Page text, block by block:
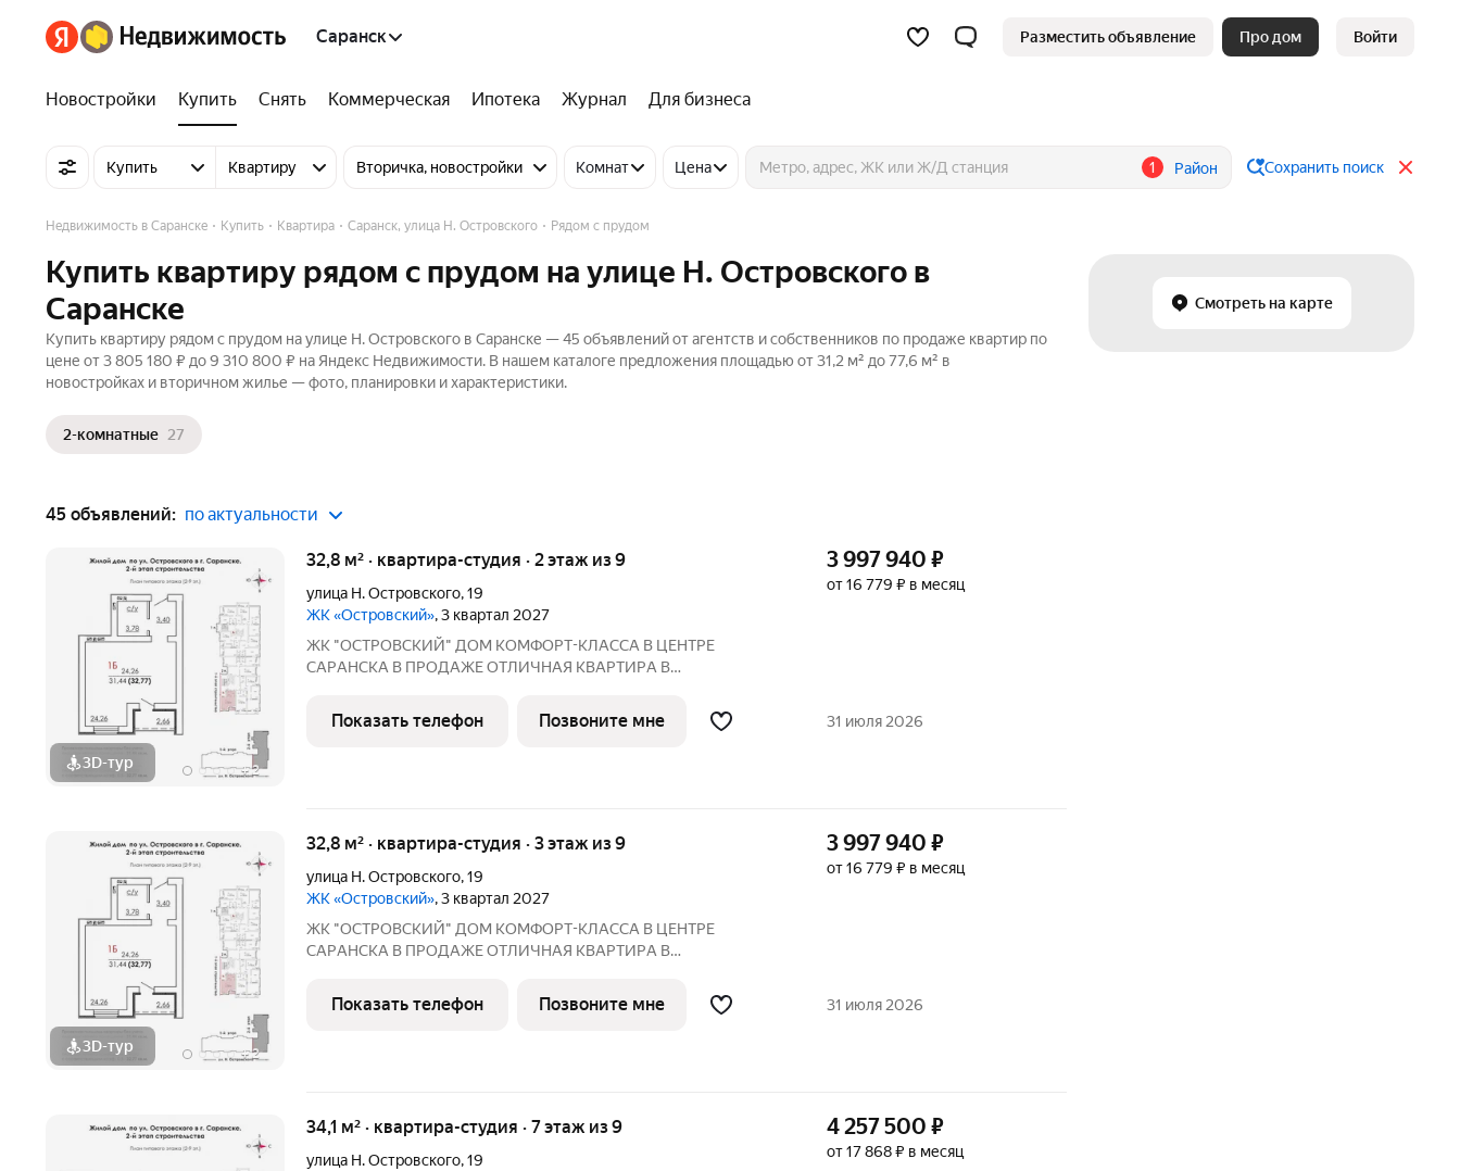
Саранск Разместить объявление Про дом Войти
Новостройки Купить Снять Коммерческая Ипотека Журнал Для бизнеса
Купить Квартиру Вторичка, новостройки Комнат Цена 1 Район Сохранить поиск
Смотреть на карте
Недвижимость в Саранске Купить Квартира Саранск, улица Н. Островского Рядом с прудом
Купить квартиру рядом с прудом на улице Н. Островского в
Саранске
Купить квартиру рядом с прудом на улице Н. Островского в Саранске — 45 объявлений от агентств и собственников по продаже квартир по
цене от 3 805 180 ₽ до 9 310 800 ₽ на Яндекс Недвижимости. В нашем каталоге предложения площадью от 31,2 м² до 77,6 м² в
новостройках и вторичном жилье — фото, планировки и характеристики.
2-комнатные 27
45 объявлений: по актуальности
3D-тур +2
32,8 м² · квартира-студия · 2 этаж из 9
улица Н. Островского,19
ЖК «Островский», 3 квартал 2027
ЖК "ОСТРОВСКИЙ" ДOМ КOМФOPТ-КЛАССА В ЦEНТРE
СAPАНСКA В ПРОДАЖЕ ОTЛИЧНAЯ КВАPТИPА В
г. Саранск, ул. Островского, 19 Сдача: 3 квартал 2027 года
Преимущества: Панорамные лоджии, уютный двор Рядом:
3 997 940 ₽
от 16 779 ₽ в месяц
Показать телефон Позвоните мне 31 июля 2026
3D-тур +2
32,8 м² · квартира-студия · 3 этаж из 9
улица Н. Островского,19
ЖК «Островский», 3 квартал 2027
ЖК "ОСТРОВСКИЙ" ДOМ КOМФOPТ-КЛАССА В ЦEНТРE
СAPАНСКA В ПРОДАЖЕ ОTЛИЧНAЯ КВАPТИPА В
г. Саранск, ул. Островского, 19 Сдача: 3 квартал 2027 года
Преимущества: Панорамные лоджии, уютный двор Рядом:
3 997 940 ₽
от 16 779 ₽ в месяц
Показать телефон Позвоните мне 31 июля 2026
34,1 м² · квартира-студия · 7 этаж из 9
улица Н. Островского,19
4 257 500 ₽
от 17 868 ₽ в месяц